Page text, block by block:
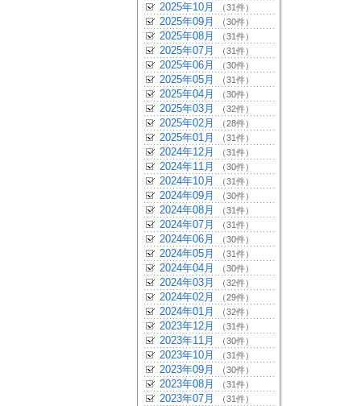
2025年10月 （31件）
2025年09月 （30件）
2025年08月 （31件）
2025年07月 （31件）
2025年06月 （30件）
2025年05月 （31件）
2025年04月 （30件）
2025年03月 （32件）
2025年02月 （28件）
2025年01月 （31件）
2024年12月 （31件）
2024年11月 （30件）
2024年10月 （31件）
2024年09月 （30件）
2024年08月 （31件）
2024年07月 （31件）
2024年06月 （30件）
2024年05月 （31件）
2024年04月 （30件）
2024年03月 （32件）
2024年02月 （29件）
2024年01月 （32件）
2023年12月 （31件）
2023年11月 （30件）
2023年10月 （31件）
2023年09月 （30件）
2023年08月 （31件）
2023年07月 （31件）